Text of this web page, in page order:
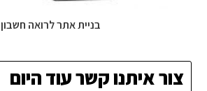
בניית אתר לרואה חשבון
צור איתנו קשר עוד היום